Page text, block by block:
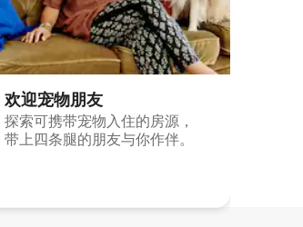
欢迎宠物朋友
探索可携带宠物入住的房源，
带上四条腿的朋友与你作伴。